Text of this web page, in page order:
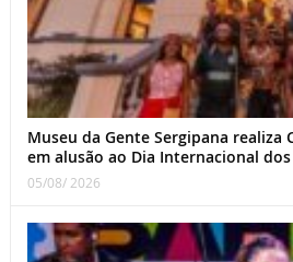
Museu da Gente Sergipana realiza
em alusão ao Dia Internacional
05/08/ 2026